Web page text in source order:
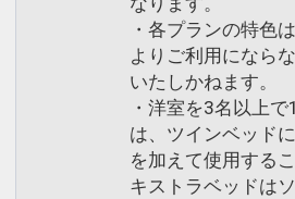
設定期間：2026年4月1
インターネットコース番
17404354
に、弥山の麓に開創した
言宗御室派の大本山です
にあり、宮島桟橋から
院からは対岸の町並みま
静かで穏やかな時間が流
◆宮島ロープウェイ
・各プランの特色
よりご利用になら
いたしかねます。
・洋室を3名以上
は、ツインベッド
を加えて使用する
キストラベッドは